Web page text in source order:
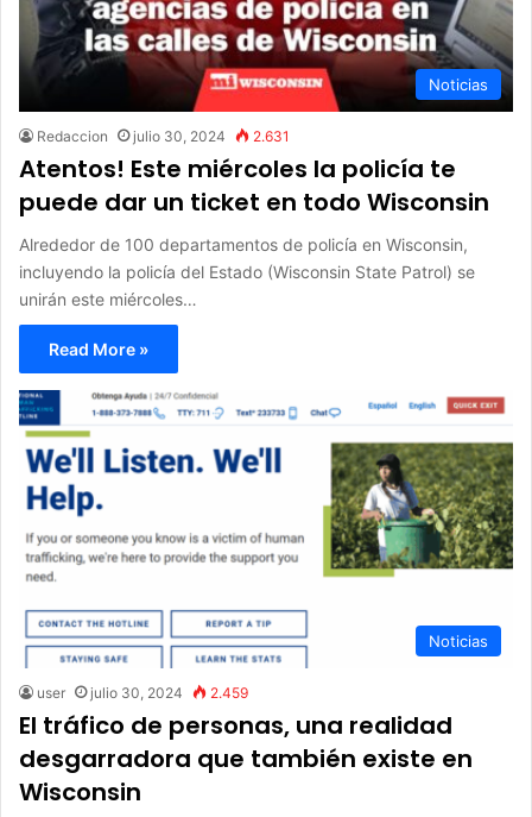
Noticias
Redaccion julio 30, 2024 2.631
Atentos! Este miércoles la policía te
puede dar un ticket en todo Wisconsin
Alrededor de 100 departamentos de policía en Wisconsin,
incluyendo la policía del Estado (Wisconsin State Patrol) se
unirán este miércoles…
Read More »
Noticias
user julio 30, 2024 2.459
El tráfico de personas, una realidad
desgarradora que también existe en
Wisconsin